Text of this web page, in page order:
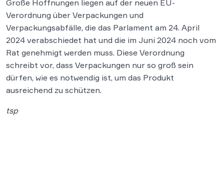
Große Hoffnungen liegen auf der neuen EU-
Verordnung über Verpackungen und
Verpackungsabfälle, die das Parlament am 24. April
2024 verabschiedet hat und die im Juni 2024 noch vom
Rat genehmigt werden muss. Diese Verordnung
schreibt vor, dass Verpackungen nur so groß sein
dürfen, wie es notwendig ist, um das Produkt
ausreichend zu schützen.
tsp